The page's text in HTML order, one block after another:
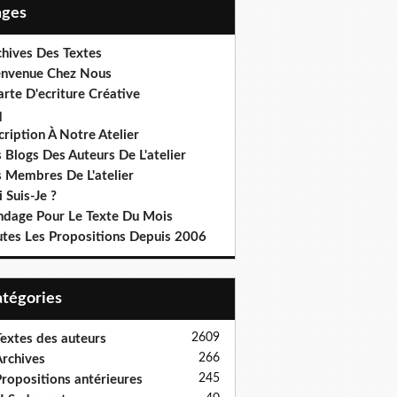
Des Textes
Chez Nous
D'ecriture Créative
À Notre Atelier
Blogs Des Auteurs De L'atelier
Membres De L'atelier
Suis-Je ?
Pour Le Texte Du Mois
Les Propositions Depuis 2006
des auteurs 2609
266
antérieures 245